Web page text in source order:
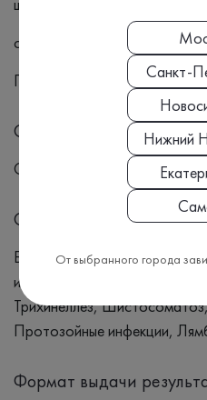
стронгилоидоз)
Протозойные инфекции
Симптомы
Cимптомы зависят от вида
Синонимы
Бактериальные инфекции,
инфекции, Аскаридоз,
Трихинеллез,
Протозойные инфекции,
Формат выдачи
Санкт-
Нижний
От выбранного города